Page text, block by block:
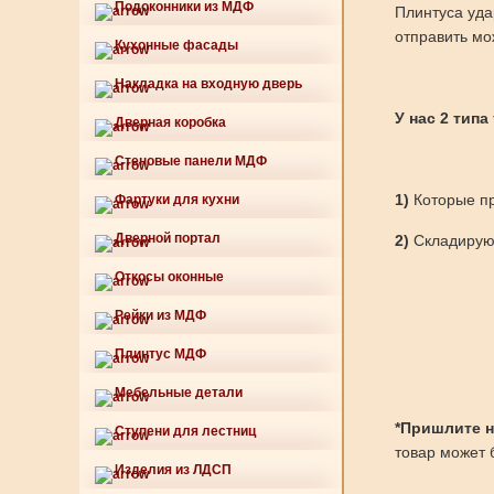
Подоконники из МДФ
Кухонные фасады
Накладка на входную дверь
Дверная коробка
Стеновые панели МДФ
Фартуки для кухни
Дверной портал
Откосы оконные
Рейки из МДФ
Плинтус МДФ
Мебельные детали
Ступени для лестниц
Изделия из ЛДСП
Плинтуса
отправить
У нас 2
1) Которые
2)
*Пришлите
товар может